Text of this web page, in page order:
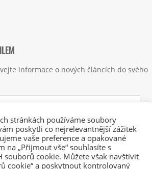
informace o nových článcích do svého
stránkách používáme soubory
poskytli co nejrelevantnější zážitek
vaše preference a opakované
na „Přijmout vše“ souhlasíte s
souborů cookie. Můžete však navštívit
cookie“ a poskytnout kontrolovaný